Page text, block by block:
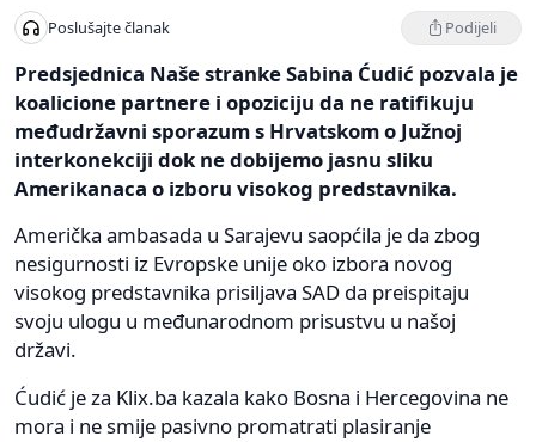
Poslušajte članak Podijeli
Predsjednica Naše stranke Sabina Ćudić pozvala je
koalicione partnere i opoziciju da ne ratifikuju
međudržavni sporazum s Hrvatskom o Južnoj
interkonekciji dok ne dobijemo jasnu sliku
Amerikanaca o izboru visokog predstavnika.
Američka ambasada u Sarajevu saopćila je da zbog
nesigurnosti iz Evropske unije oko izbora novog
visokog predstavnika prisiljava SAD da preispitaju
svoju ulogu u međunarodnom prisustvu u našoj
državi.
Ćudić je za Klix.ba kazala kako Bosna i Hercegovina ne
mora i ne smije pasivno promatrati plasiranje